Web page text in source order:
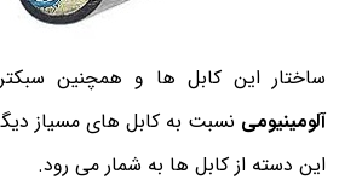
ساختار این کابل ها و همچنین
آلومینیومی نسبت به کابل های مسیاز
این دسته از کابل ها به شمار می رود.